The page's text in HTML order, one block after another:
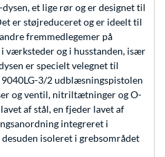
et lige rør og er designet til
er støjreduceret og er ideelt til
fremmedlegemer på
værksteder og i husstanden, især
er specielt velegnet til
3/2 udblæsningspistolen
og ventil, nitriltætninger og O-
af stål, en fjeder lavet af
integreret i
isoleret i grebsområdet